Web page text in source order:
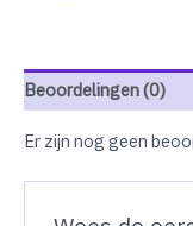
Beoordelingen (0)
Er zijn nog geen